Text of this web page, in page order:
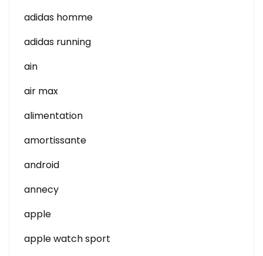
adidas homme
adidas running
ain
air max
alimentation
amortissante
android
annecy
apple
apple watch sport